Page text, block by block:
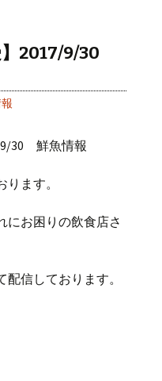
】2017/9/30
9/30 鮮魚情報
ます。
にお困りの飲食店さ
信しております。